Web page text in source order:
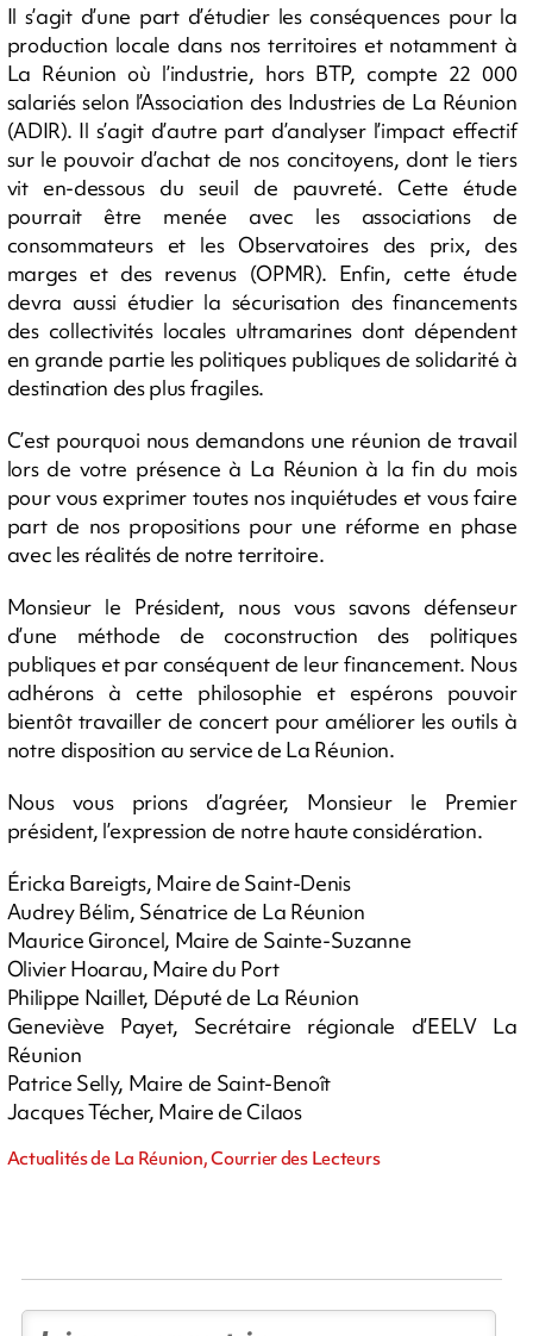
Il s’agit d’une part d’étudier les conséquences pour la
production locale dans nos territoires et notamment à
La Réunion où l’industrie, hors BTP, compte 22 000
salariés selon l’Association des Industries de La Réunion
(ADIR). Il s’agit d’autre part d’analyser l’impact effectif
sur le pouvoir d’achat de nos concitoyens, dont le tiers
vit en-dessous du seuil de pauvreté. Cette étude
pourrait être menée avec les associations de
consommateurs et les Observatoires des prix, des
marges et des revenus (OPMR). Enfin, cette étude
devra aussi étudier la sécurisation des financements
des collectivités locales ultramarines dont dépendent
en grande partie les politiques publiques de solidarité à
destination des plus fragiles.
C’est pourquoi nous demandons une réunion de travail
lors de votre présence à La Réunion à la fin du mois
pour vous exprimer toutes nos inquiétudes et vous faire
part de nos propositions pour une réforme en phase
avec les réalités de notre territoire.
Monsieur le Président, nous vous savons défenseur
d’une méthode de coconstruction des politiques
publiques et par conséquent de leur financement. Nous
adhérons à cette philosophie et espérons pouvoir
bientôt travailler de concert pour améliorer les outils à
notre disposition au service de La Réunion.
Nous vous prions d’agréer, Monsieur le Premier
président, l’expression de notre haute considération.
Éricka Bareigts, Maire de Saint-Denis
Audrey Bélim, Sénatrice de La Réunion
Maurice Gironcel, Maire de Sainte-Suzanne
Olivier Hoarau, Maire du Port
Philippe Naillet, Député de La Réunion
Geneviève Payet, Secrétaire régionale d’EELV La
Réunion
Patrice Selly, Maire de Saint-Benoît
Jacques Técher, Maire de Cilaos
Actualités de La Réunion, Courrier des Lecteurs